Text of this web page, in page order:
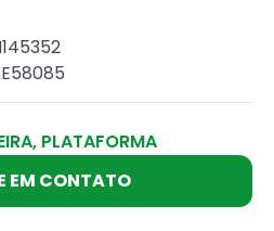
PLATAFORMA
EM CONTATO